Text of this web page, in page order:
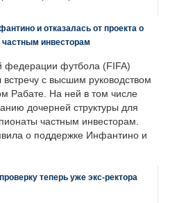
и отказалась от проекта о
инвесторам
федерации футбола (FIFA)
с высшим руководством
Рабате. На ней в том числе
дочерней структуры для
частным инвесторам.
о поддержке Инфантино и
теперь уже экс-ректора